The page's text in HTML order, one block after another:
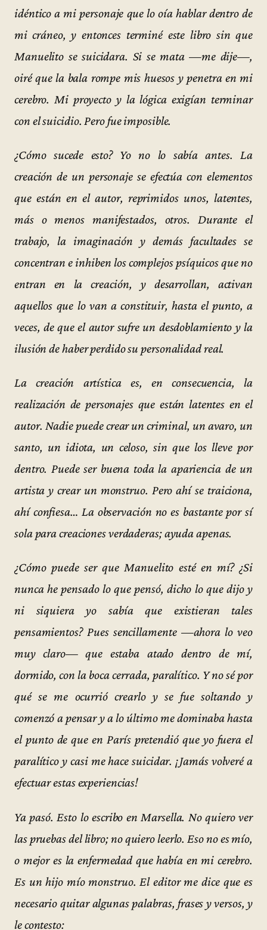
idéntico a mi personaje que lo oía hablar dentro de
mi cráneo, y entonces terminé este libro sin que
Manuelito se suicidara. Si se mata —me dije—,
oiré que la bala rompe mis huesos y penetra en mi
cerebro. Mi proyecto y la lógica exigían terminar
con el suicidio. Pero fue imposible.
¿Cómo sucede esto? Yo no lo sabía antes. La
creación de un personaje se efectúa con elementos
que están en el autor, reprimidos unos, latentes,
más o menos manifestados, otros. Durante el
trabajo, la imaginación y demás facultades se
concentran e inhiben los complejos psíquicos que no
entran en la creación, y desarrollan, activan
aquellos que lo van a constituir, hasta el punto, a
veces, de que el autor sufre un desdoblamiento y la
ilusión de haber perdido su personalidad real.
La creación artística es, en consecuencia, la
realización de personajes que están latentes en el
autor. Nadie puede crear un criminal, un avaro, un
santo, un idiota, un celoso, sin que los lleve por
dentro. Puede ser buena toda la apariencia de un
artista y crear un monstruo. Pero ahí se traiciona,
ahí confiesa… La observación no es bastante por sí
sola para creaciones verdaderas; ayuda apenas.
¿Cómo puede ser que Manuelito esté en mí? ¿Si
nunca he pensado lo que pensó, dicho lo que dijo y
ni siquiera yo sabía que existieran tales
pensamientos? Pues sencillamente —ahora lo veo
muy claro— que estaba atado dentro de mí,
dormido, con la boca cerrada, paralítico. Y no sé por
qué se me ocurrió crearlo y se fue soltando y
comenzó a pensar y a lo último me dominaba hasta
el punto de que en París pretendió que yo fuera el
paralítico y casi me hace suicidar. ¡Jamás volveré a
efectuar estas experiencias!
Ya pasó. Esto lo escribo en Marsella. No quiero ver
las pruebas del libro; no quiero leerlo. Eso no es mío,
o mejor es la enfermedad que había en mi cerebro.
Es un hijo mío monstruo. El editor me dice que es
necesario quitar algunas palabras, frases y versos, y
le contesto: